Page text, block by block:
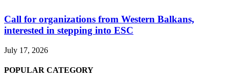
Call for organizations from Western Balkans,
interested in stepping into ESC
July 17, 2026
POPULAR CATEGORY